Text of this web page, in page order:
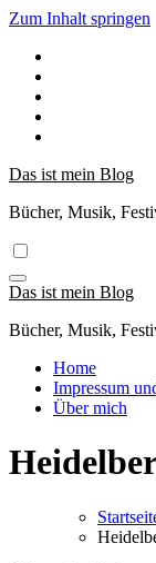
Zum Inhalt springen
Das ist mein Blog
Bücher, Musik,
Das ist mein Blog
Bücher, Musik,
Home
Impressum
Über mich